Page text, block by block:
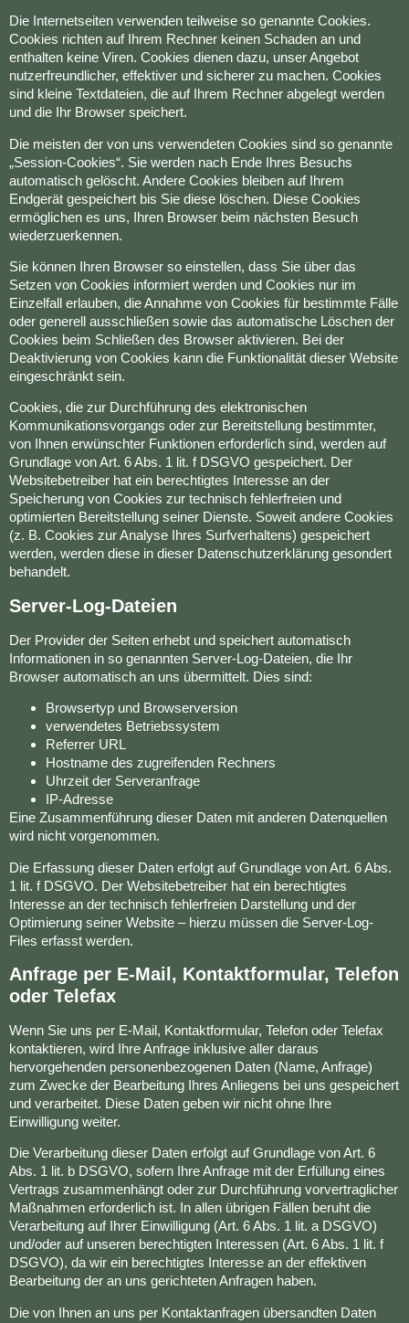
Die Internetseiten verwenden teilweise so genannte Cookies.
Cookies richten auf Ihrem Rechner keinen Schaden an und
enthalten keine Viren. Cookies dienen dazu, unser Angebot
nutzerfreundlicher, effektiver und sicherer zu machen. Cookies
sind kleine Textdateien, die auf Ihrem Rechner abgelegt werden
und die Ihr Browser speichert.
Die meisten der von uns verwendeten Cookies sind so genannte
„Session-Cookies“. Sie werden nach Ende Ihres Besuchs
automatisch gelöscht. Andere Cookies bleiben auf Ihrem
Endgerät gespeichert bis Sie diese löschen. Diese Cookies
ermöglichen es uns, Ihren Browser beim nächsten Besuch
wiederzuerkennen.
Sie können Ihren Browser so einstellen, dass Sie über das
Setzen von Cookies informiert werden und Cookies nur im
Einzelfall erlauben, die Annahme von Cookies für bestimmte Fälle
oder generell ausschließen sowie das automatische Löschen der
Cookies beim Schließen des Browser aktivieren. Bei der
Deaktivierung von Cookies kann die Funktionalität dieser Website
eingeschränkt sein.
Cookies, die zur Durchführung des elektronischen
Kommunikationsvorgangs oder zur Bereitstellung bestimmter,
von Ihnen erwünschter Funktionen erforderlich sind, werden auf
Grundlage von Art. 6 Abs. 1 lit. f DSGVO gespeichert. Der
Websitebetreiber hat ein berechtigtes Interesse an der
Speicherung von Cookies zur technisch fehlerfreien und
optimierten Bereitstellung seiner Dienste. Soweit andere Cookies
(z. B. Cookies zur Analyse Ihres Surfverhaltens) gespeichert
werden, werden diese in dieser Datenschutzerklärung gesondert
behandelt.
Server-Log-Dateien
Der Provider der Seiten erhebt und speichert automatisch
Informationen in so genannten Server-Log-Dateien, die Ihr
Browser automatisch an uns übermittelt. Dies sind:
Browsertyp und Browserversion
verwendetes Betriebssystem
Referrer URL
Hostname des zugreifenden Rechners
Uhrzeit der Serveranfrage
IP-Adresse
Eine Zusammenführung dieser Daten mit anderen Datenquellen
wird nicht vorgenommen.
Die Erfassung dieser Daten erfolgt auf Grundlage von Art. 6 Abs.
1 lit. f DSGVO. Der Websitebetreiber hat ein berechtigtes
Interesse an der technisch fehlerfreien Darstellung und der
Optimierung seiner Website – hierzu müssen die Server-Log-
Files erfasst werden.
Anfrage per E-Mail, Kontaktformular, Telefon
oder Telefax
Wenn Sie uns per E-Mail, Kontaktformular, Telefon oder Telefax
kontaktieren, wird Ihre Anfrage inklusive aller daraus
hervorgehenden personenbezogenen Daten (Name, Anfrage)
zum Zwecke der Bearbeitung Ihres Anliegens bei uns gespeichert
und verarbeitet. Diese Daten geben wir nicht ohne Ihre
Einwilligung weiter.
Die Verarbeitung dieser Daten erfolgt auf Grundlage von Art. 6
Abs. 1 lit. b DSGVO, sofern Ihre Anfrage mit der Erfüllung eines
Vertrags zusammenhängt oder zur Durchführung vorvertraglicher
Maßnahmen erforderlich ist. In allen übrigen Fällen beruht die
Verarbeitung auf Ihrer Einwilligung (Art. 6 Abs. 1 lit. a DSGVO)
und/oder auf unseren berechtigten Interessen (Art. 6 Abs. 1 lit. f
DSGVO), da wir ein berechtigtes Interesse an der effektiven
Bearbeitung der an uns gerichteten Anfragen haben.
Die von Ihnen an uns per Kontaktanfragen übersandten Daten